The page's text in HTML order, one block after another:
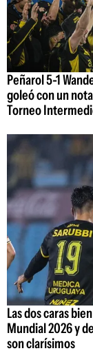
Peñarol 5-1
goleó con un
Torneo
Las dos caras
Mundial 2026 y
son clarísimos